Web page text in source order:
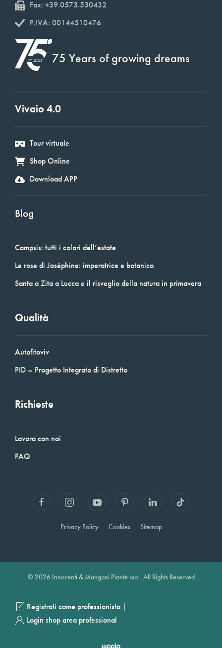
Fax: +39.0573.530432
P.IVA: 00144510476
75 Years of growing dreams
Vivaio 4.0
Tour virtuale
Shop Online
Download APP
Blog
Campsis: tutti i colori dell’estate
Le rose di Joséphine: imperatrice e botanica
Santa a Zita a Lucca e il risveglio della natura in primavera
Qualità
Autofitoviv
PID – Progetto Integrato di Distretto
Richieste
Lavora con noi
FAQ
Privacy Policy Cookies Sitemap
© 2026 Innocenti & Mangoni Piante ssa - All Rights Reserved
Registrati come professionista |
Login shop area professional